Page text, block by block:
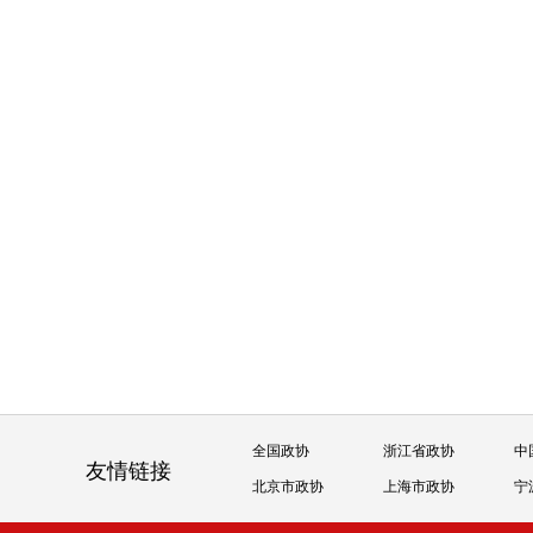
友情链接
全国政协 浙江省政协 中
北京市政协 上海市政协 宁